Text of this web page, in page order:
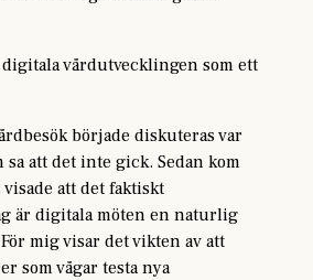
vårdutvecklingen som ett
började diskuteras var
sa att det inte gick. Sedan kom
att det faktiskt
är digitala möten en naturlig
mig visar det vikten av att
som vågar testa nya